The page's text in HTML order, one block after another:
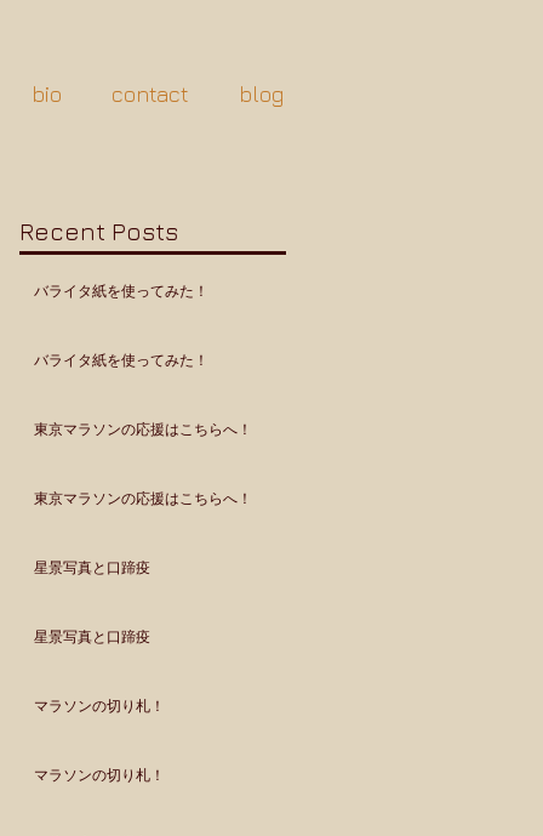
bio contact blog
Recent Posts
バライタ紙を使ってみた！
バライタ紙を使ってみた！
東京マラソンの応援はこちらへ！
東京マラソンの応援はこちらへ！
星景写真と口蹄疫
星景写真と口蹄疫
マラソンの切り札！
マラソンの切り札！